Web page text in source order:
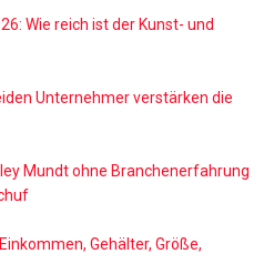
Wie reich ist der Kunst- und
Unternehmer verstärken die
Mundt ohne Branchenerfahrung
Gehälter, Größe,